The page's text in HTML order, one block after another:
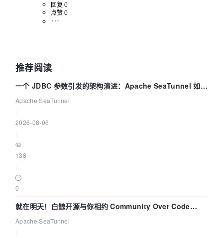
回复 0
点赞 0
推荐阅读
一个 JDBC 参数引发的架构演进：Apache SeaTunnel 如何
解决数据同步中的“定时 Flush”难题
Apache SeaTunnel
2026-08-06
138
0
就在明天！白鲸开源与你相约 Community Over Code
Asia 2026 主题演讲！
Apache SeaTunnel